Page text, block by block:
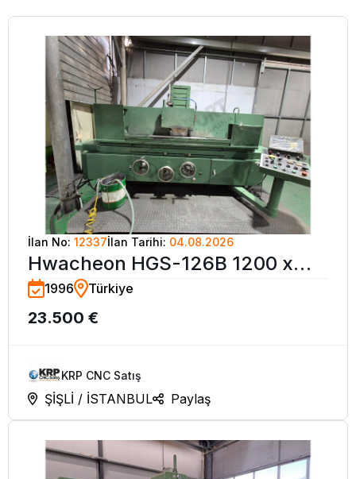
İlan No: 12337İlan Tarihi: 04.08.2026
Hwacheon HGS-126B 1200 x
600 Üniversal Yüzey Taşlama
Tezgahı
1996 Türkiye
23.500 €
KRP CNC Satış
ŞİŞLİ / İSTANBUL Paylaş